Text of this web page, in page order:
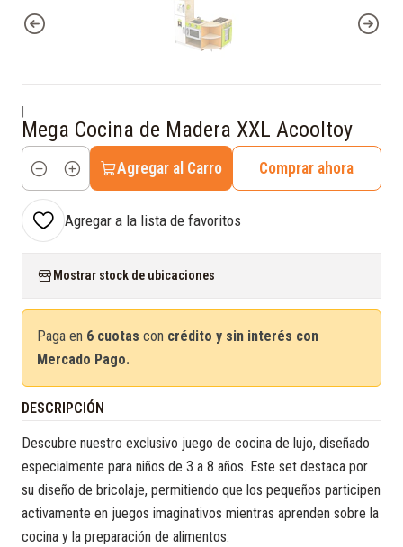
Mega Cocina de Madera XXL Acooltoy
Cantidad
Agregar al Carro Comprar ahora
Agregar a la lista de favoritos
Mostrar stock de ubicaciones
Paga en 6 cuotas con crédito y sin interés con
Mercado Pago.
DESCRIPCIÓN
Descubre nuestro exclusivo juego de cocina de lujo, diseñado
especialmente para niños de 3 a 8 años. Este set destaca por
su diseño de bricolaje, permitiendo que los pequeños participen
activamente en juegos imaginativos mientras aprenden sobre la
cocina y la preparación de alimentos.